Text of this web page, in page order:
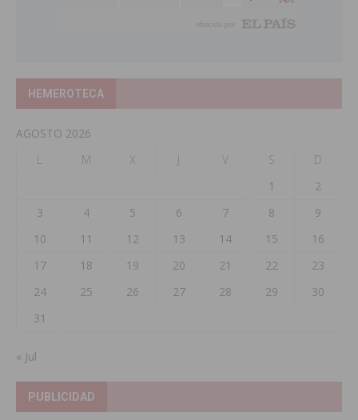
HEMEROTECA
AGOSTO 2026
L
M X J V S
D
1
2
3
4 5 6 7 8
9
10
11 12 13 14 15
16
17
18 19 20 21 22
23
24
25 26 27 28 29
30
31
« Jul
PUBLICIDAD